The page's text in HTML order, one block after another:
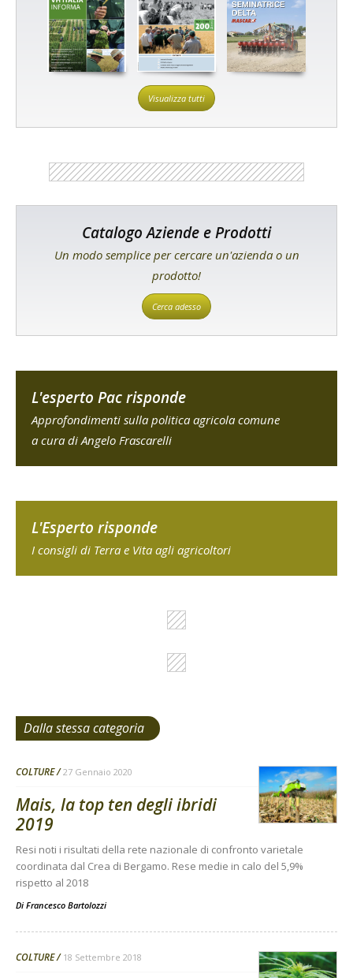
Visualizza tutti
Catalogo Aziende e Prodotti
Un modo semplice per cercare un'azienda o un
prodotto!
Cerca adesso
L'esperto Pac risponde
Approfondimenti sulla politica agricola comune
a cura di Angelo Frascarelli
L'Esperto risponde
I consigli di Terra e Vita agli agricoltori
Dalla stessa categoria
COLTURE 27 Gennaio 2020
Mais, la top ten degli ibridi
2019
Resi noti i risultati della rete nazionale di confronto varietale
coordinata dal Crea di Bergamo. Rese medie in calo del 5,9%
rispetto al 2018
Di Francesco Bartolozzi
COLTURE 18 Settembre 2018